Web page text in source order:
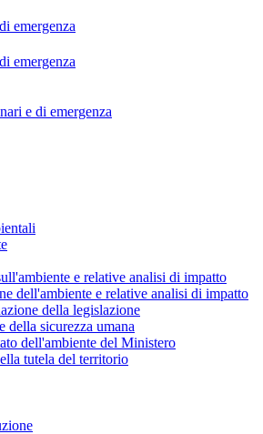
emergenza
emergenza
e di emergenza
e relative analisi di impatto
dell'ambiente e relative analisi di impatto
della legislazione
della sicurezza umana
dell'ambiente del Ministero
tutela del territorio